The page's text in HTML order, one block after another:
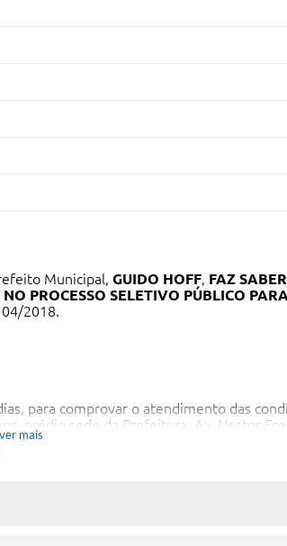
Municipal, GUIDO HOFF, FAZ SABER
PROCESSO SELETIVO PÚBLICO
2018.
para comprovar o atendimento das
prédio sede da Prefeitura, Av. Nestor
mais